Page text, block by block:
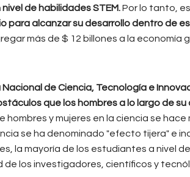
de habilidades STEM.Por lo tanto, es
para alcanzar su desarrollo dentro de
más de $ 12 billones a la economía
de Ciencia, Tecnología e
que los hombres a lo largo de
y mujeres en la ciencia se
se ha denominado "efecto tijera" e
la mayoría de los estudiantes a nivel
los investigadores, científicos y